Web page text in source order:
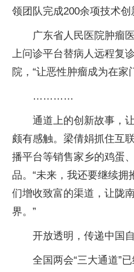
领团队完成200余项技术创
广东省人民医院肿瘤
上问诊平台替病人远程复
院，“让恶性肿瘤成为在家
…………
通道上的创新故事，
颇有感触。梁倩娟抓住互
播平台等销售家乡的鸡蛋
品。“未来，我还要继续
们增收致富的渠道，让陇
界。”
开放透明，传递中
全国两会“三大通道”